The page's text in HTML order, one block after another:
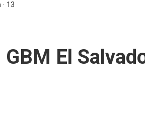
13
El